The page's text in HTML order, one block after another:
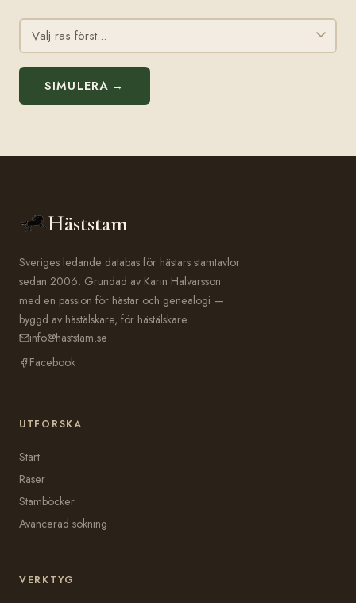
SIMULERA →
Häststam
Sveriges ledande databas för hästars stamtavlor
sedan 2006. Grundad av Karin Halvarsson
med en passion för hästar och genealogi —
byggd av hästälskare, för hästälskare.
info@haststam.se
Facebook
UTFORSKA
Start
Raser
Stamböcker
Avancerad sökning
VERKTYG